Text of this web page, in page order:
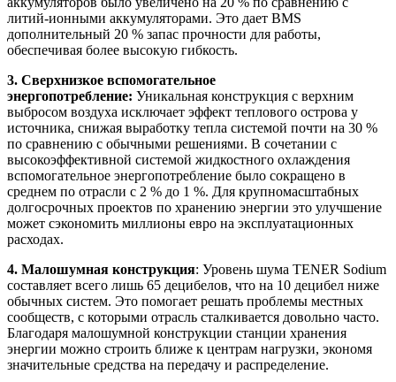
литий-ионными аккумуляторами. Это дает BMS
дополнительный 20 % запас прочности для работы,
обеспечивая более высокую гибкость.
3. Сверхнизкое вспомогательное
энергопотребление: Уникальная конструкция с верхним
выбросом воздуха исключает эффект теплового острова у
источника, снижая выработку тепла системой почти на 30 %
по сравнению с обычными решениями. В сочетании с
высокоэффективной системой жидкостного охлаждения
вспомогательное энергопотребление было сокращено в
среднем по отрасли с 2 % до 1 %. Для крупномасштабных
долгосрочных проектов по хранению энергии это улучшение
может сэкономить миллионы евро на эксплуатационных
расходах.
4. Малошумная конструкция: Уровень шума TENER Sodium
составляет всего лишь 65 децибелов, что на 10 децибел ниже
обычных систем. Это помогает решать проблемы местных
сообществ, с которыми отрасль сталкивается довольно часто.
Благодаря малошумной конструкции станции хранения
энергии можно строить ближе к центрам нагрузки, экономя
значительные средства на передачу и распределение.